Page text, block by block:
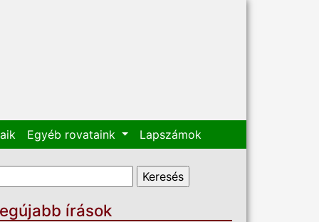
Egyéb rovataink Lapszámok
űrlap
írások